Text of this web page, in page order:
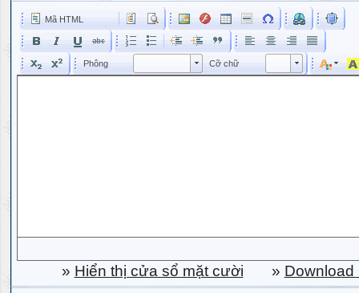
Mã HTML
Phông Phông Cỡ chữ Kích cỡ phông
» Hiển thị cửa sổ mặt cười » Download